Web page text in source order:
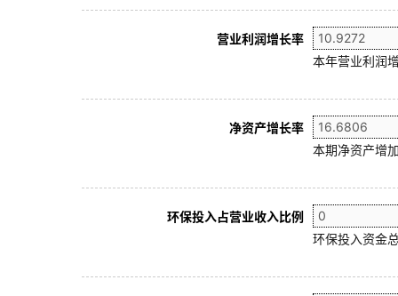
营业利润增长率
本年营业利润
净资产增长率
本期净资产增
环保投入占营业收入比例
环保投入资金